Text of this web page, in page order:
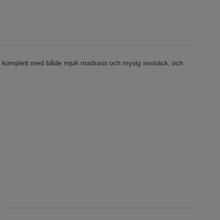
med både mjuk madrass och mysig sovsäck, och